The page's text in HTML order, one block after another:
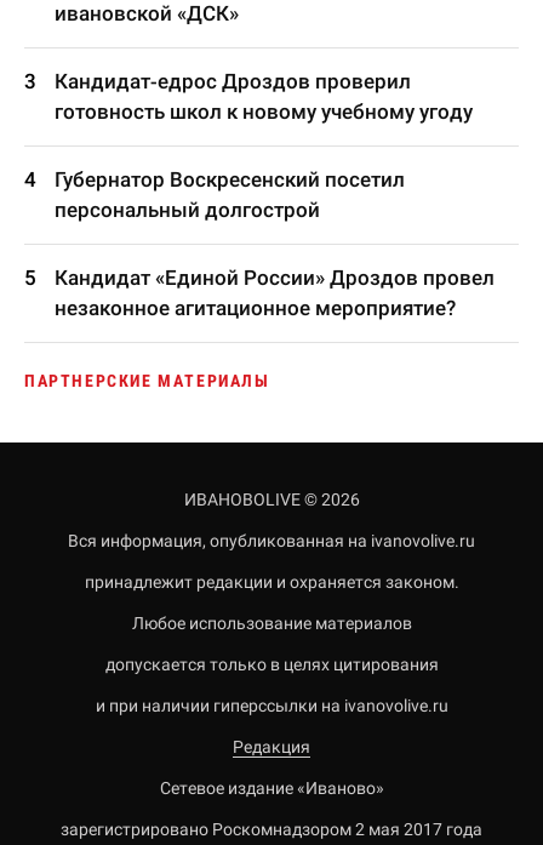
ивановской «ДСК»
Кандидат-едрос Дроздов проверил
готовность школ к новому учебному угоду
Губернатор Воскресенский посетил
персональный долгострой
Кандидат «Единой России» Дроздов провел
незаконное агитационное мероприятие?
ПАРТНЕРСКИЕ МАТЕРИАЛЫ
ИВАНОВОLIVE © 2026
Вся информация, опубликованная на ivanovolive.ru
принадлежит редакции и охраняется законом.
Любое использование материалов
допускается только в целях цитирования
и при наличии гиперссылки на ivanovolive.ru
Редакция
Сетевое издание «Иваново»
зарегистрировано Роскомнадзором 2 мая 2017 года